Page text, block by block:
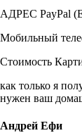
АДРЕС PayPal
Мобильный
Стоимость
как только я
нужен ваш
Андрей Ефи